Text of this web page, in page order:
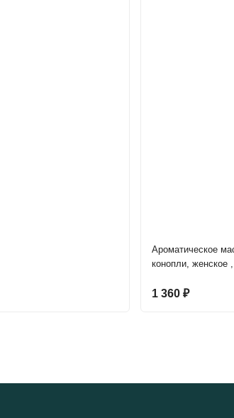
Ароматическое
конопли, женское
1 360 ₽